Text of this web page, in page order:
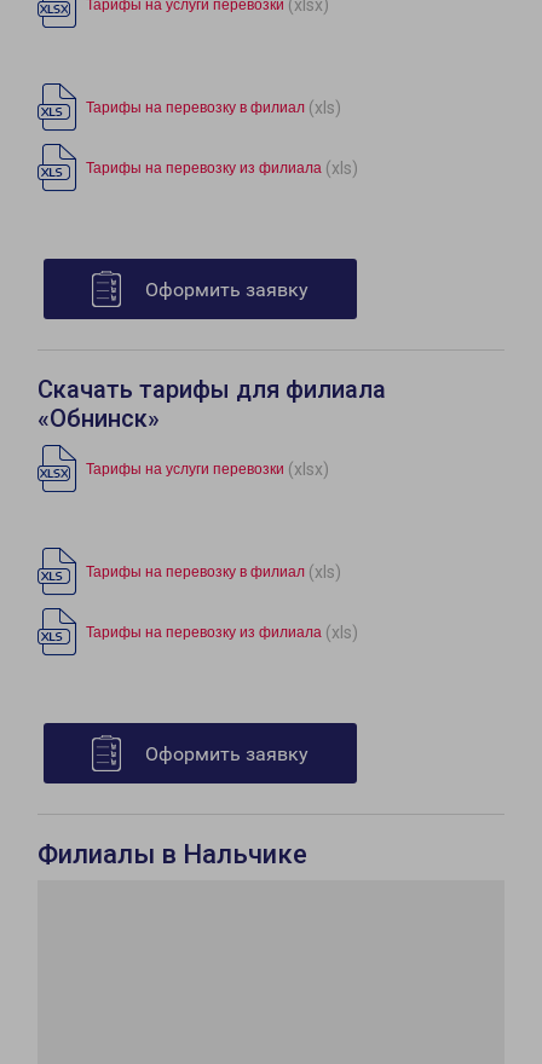
Тарифы на услуги перевозки (xlsx)
Тарифы на перевозку в филиал (xls)
Тарифы на перевозку из филиала (xls)
Оформить заявку
Скачать тарифы для филиала
«Обнинск»
Тарифы на услуги перевозки (xlsx)
Тарифы на перевозку в филиал (xls)
Тарифы на перевозку из филиала (xls)
Оформить заявку
Филиалы в Нальчике